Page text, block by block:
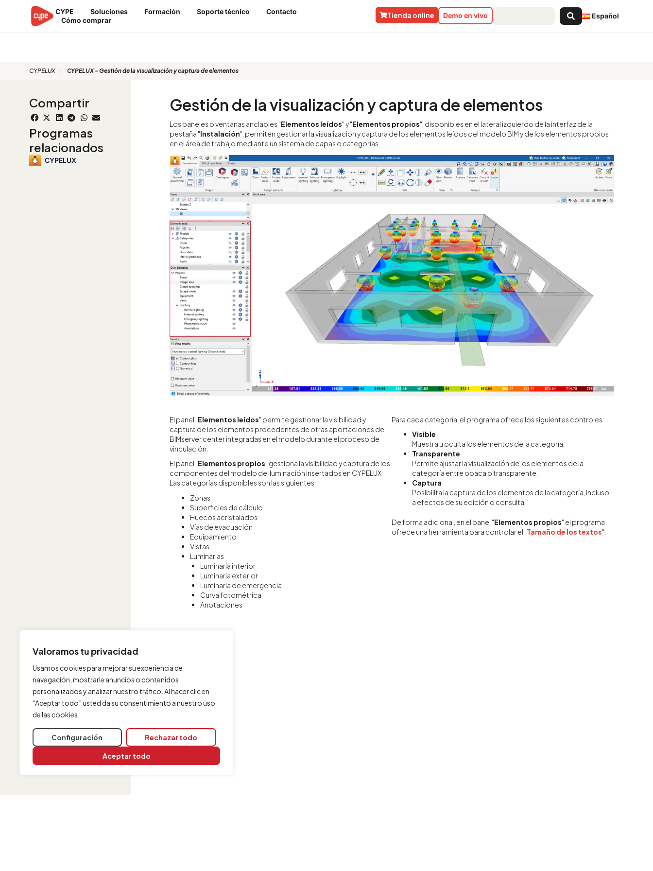
Valoramos tu privacidad
Usamos cookies para mejorar su experiencia de
navegación, mostrarle anuncios o contenidos
personalizados y analizar nuestro tráfico. Al hacer clic en
“Aceptar todo” usted da su consentimiento a nuestro uso
de las cookies.
Configuración Rechazar todo
Aceptar todo
contenido
CYPE Soluciones Formación Soporte técnico
Contacto
Cómo comprar
Español
Search
...
Demo en vivo
Tienda online
CYPELUX CYPELUX - Gestión de la visualización y captura de elementos
Compartir
Programas
relacionados
CYPELUX
Gestión de la visualización y captura de elementos
Los paneles o ventanas anclables "Elementos leídos" y "Elementos propios", disponibles en el lateral izquierdo de la interfaz de la
pestaña "Instalación", permiten gestionar la visualización y captura de los elementos leídos del modelo BIM y de los elementos propios
en el área de trabajo mediante un sistema de capas o categorías.
El panel "Elementos leídos" permite gestionar la visibilidad y
captura de los elementos procedentes de otras aportaciones de
BIMserver.center integradas en el modelo durante el proceso de
vinculación.
El panel "Elementos propios" gestiona la visibilidad y captura de los
componentes del modelo de iluminación insertados en CYPELUX.
Las categorías disponibles son las siguientes:
Zonas
Superficies de cálculo
Huecos acristalados
Vías de evacuación
Equipamiento
Vistas
Luminarias
Luminaria interior
Luminaria exterior
Luminaria de emergencia
Curva fotométrica
Anotaciones
Para cada categoría, el programa ofrece los siguientes controles:
Visible
Muestra u oculta los elementos de la categoría.
Transparente
Permite ajustar la visualización de los elementos de la
categoría entre opaca o transparente.
Captura
Posibilita la captura de los elementos de la categoría, incluso
a efectos de su edición o consulta.
De forma adicional, en el panel "Elementos propios" el programa
ofrece una herramienta para controlar el "Tamaño de los textos".